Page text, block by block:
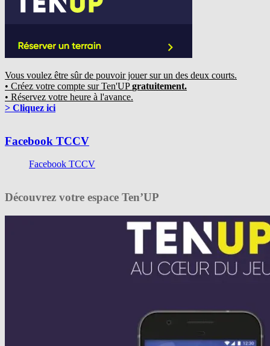
Vous voulez être sûr de pouvoir jouer sur un des deux courts.
• Créez votre compte sur Ten'UPgratuitement.
• Réservez votre heure à l'avance.
> Cliquez ici
Facebook TCCV
Facebook TCCV
Découvrez votre espace Ten’UP